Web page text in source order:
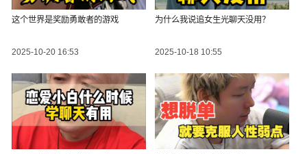
这个世界是奖励勇敢者的游戏
2025-10-20 16:53
为什么我说追女生光聊天没用？
2025-10-18 10:55